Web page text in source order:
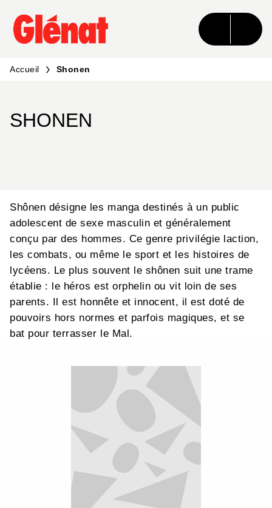
MENU RECHERCHE CONTENU
PIED DE PAGE
Accueil Shonen
SHONEN
Shônen désigne les manga destinés à un public
adolescent de sexe masculin et généralement
conçu par des hommes. Ce genre privilégie laction,
les combats, ou même le sport et les histoires de
lycéens. Le plus souvent le shônen suit une trame
établie : le héros est orphelin ou vit loin de ses
parents. Il est honnête et innocent, il est doté de
pouvoirs hors normes et parfois magiques, et se
bat pour terrasser le Mal.